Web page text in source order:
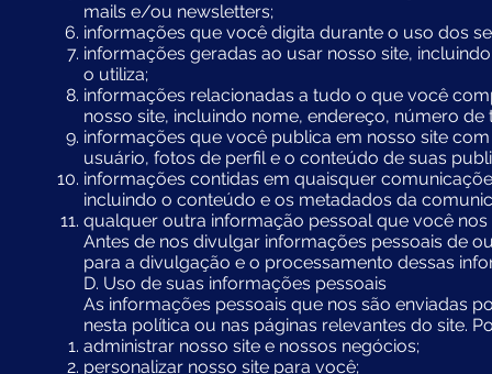
mails e/ou newsletters;
informações que você digita durante o uso dos
informações geradas ao usar nosso site,
o utiliza;
informações relacionadas a tudo o que você
nosso site, incluindo nome, endereço, número
informações que você publica em nosso site
usuário, fotos de perfil e o conteúdo de suas
informações contidas em quaisquer
incluindo o conteúdo e os metadados da
qualquer outra informação pessoal que você nos
Antes de nos divulgar informações pessoais de
para a divulgação e o processamento dessas
D. Uso de suas informações pessoais
As informações pessoais que nos são enviadas
nesta política ou nas páginas relevantes do site.
administrar nosso site e nossos negócios;
personalizar nosso site para você;